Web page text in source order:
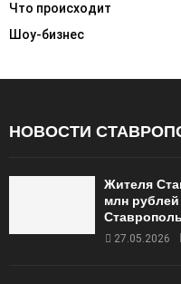
Что происходит
Шоу-бизнес
НОВОСТИ
Жителя
млн
27.05.2026